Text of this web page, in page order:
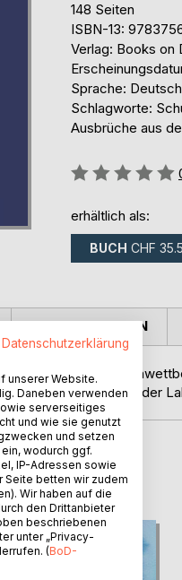
148 Seiten
ISBN-13:
Verlag: Books on
Sprache: Deutsch
Schlagworte:
Ausbrüche aus
Bewertung::
erhältlich als:
BUCH CHF
dem
Literaturwettbewerb der
PRESSESTIMMEN
BoD
Datenschutzerklärung
unserer Website.
Daneben verwenden
serverseitiges
und wie sie genutzt
und setzen
wodurch ggf.
IP-Adressen sowie
Seite betten wir zudem
Wir haben auf die
den Drittanbieter
beschriebenen
unter „Privacy-
(BoD-